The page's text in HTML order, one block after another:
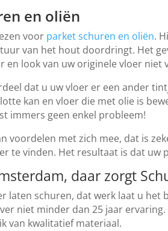
en oliën
voor parket schuren en oliën.
van het hout doordringt. Het
en look van uw originele vloer
dat u uw vloer er een ander
kan en vloer die met olie is
immers geen enkel probleem!
voordelen met zich mee, dat is
te vinden. Het resultaat is dat
daar zorgt
laten schuren, dat werk laat u het
niet minder dan 25 jaar
van kwalitatief materiaal.